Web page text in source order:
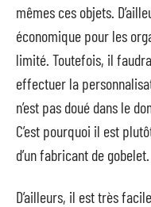
mêmes ces objets.
économique pour les
limité. Toutefois, il
effectuer la
n’est pas doué dans le
C’est pourquoi il est
d’un fabricant de gobelet.
D’ailleurs, il est très